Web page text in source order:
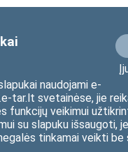
naudojami e-
tar.lt svetainėse, jie
funkcijų veikimui
su slapuku išsaugoti,
tinkamai veikti be
Sudėtis
Seimas